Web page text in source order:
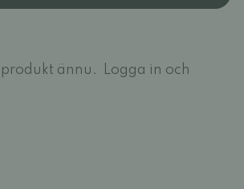
ännu.
Logga in och